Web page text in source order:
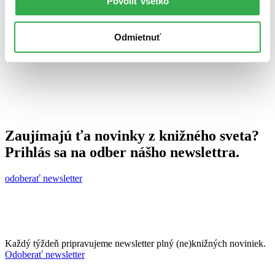
Odmietnuť
Zaujímajú ťa novinky z knižného sveta?
Prihlás sa na odber nášho newslettra.
odoberať newsletter
Každý týždeň pripravujeme newsletter plný (ne)knižných noviniek.
Odoberať newsletter